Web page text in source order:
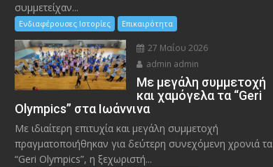
συμμετείχαν...
Ενδιαφέρουσες Ιστορίες Επικαιρότητα
27 Μαΐου 2026
admin admin
Με μεγάλη συμμετοχή
και χαμόγελα τα “Geri
Olympics” στα Ιωάννινα
Με ιδιαίτερη επιτυχία και μεγάλη συμμετοχή
πραγματοποιήθηκαν για δεύτερη συνεχόμενη χρονιά τα
“Geri Olympics”, η ξεχωριστή...